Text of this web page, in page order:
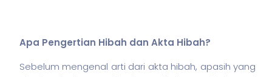
Apa Pengertian Hibah dan Akta Hibah?
Sebelum mengenal arti dari akta hibah, apasih yang